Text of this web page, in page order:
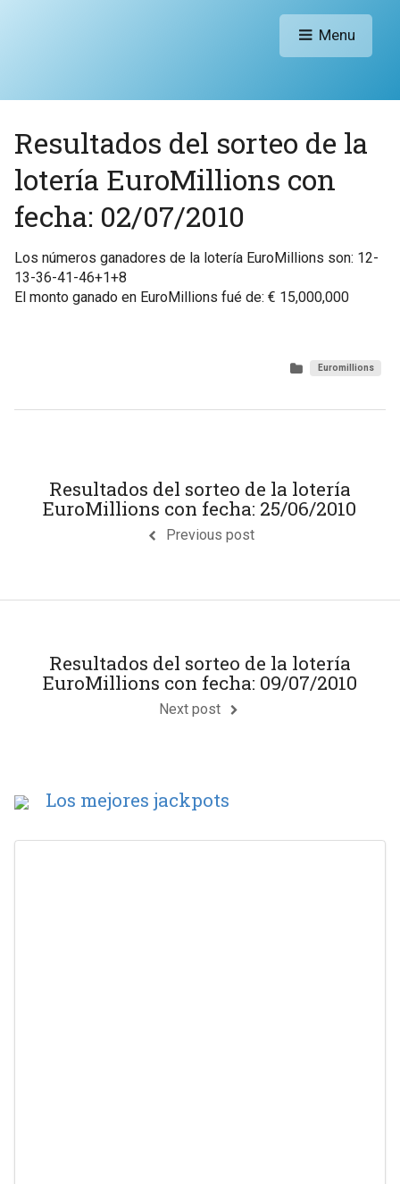
Menu
Resultados del sorteo de la
lotería EuroMillions con
fecha: 02/07/2010
Los números ganadores de la lotería EuroMillions son: 12-
13-36-41-46+1+8
El monto ganado en EuroMillions fué de: € 15,000,000
Euromillions
Resultados del sorteo de la lotería
EuroMillions con fecha: 25/06/2010
Previous post
Resultados del sorteo de la lotería
EuroMillions con fecha: 09/07/2010
Next post
Los mejores jackpots